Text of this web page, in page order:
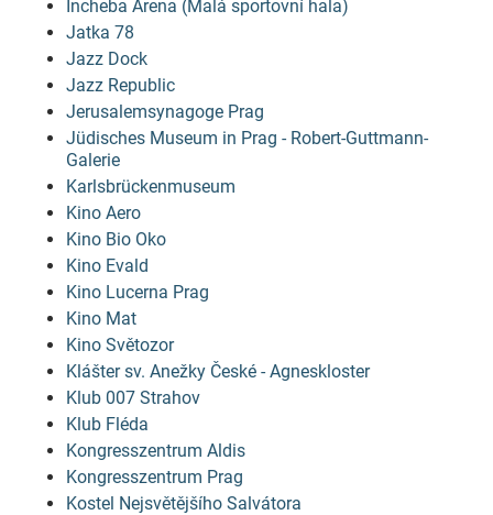
Incheba Arena (Malá sportovní hala)
Jatka 78
Jazz Dock
Jazz Republic
Jerusalemsynagoge Prag
Jüdisches Museum in Prag - Robert-Guttmann-
Galerie
Karlsbrückenmuseum
Kino Aero
Kino Bio Oko
Kino Evald
Kino Lucerna Prag
Kino Mat
Kino Světozor
Klášter sv. Anežky České - Agneskloster
Klub 007 Strahov
Klub Fléda
Kongresszentrum Aldis
Kongresszentrum Prag
Kostel Nejsvětějšího Salvátora